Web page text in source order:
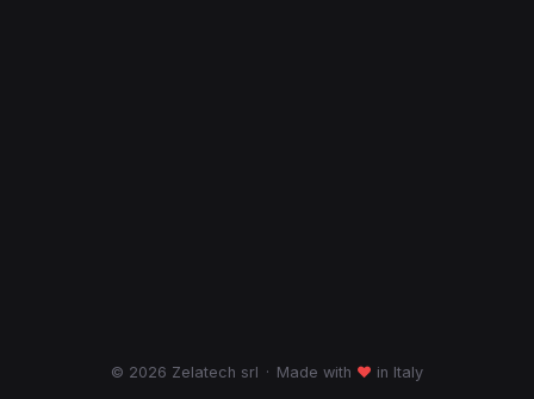
© 2026 Zelatech srl · Made with ♥ in Italy